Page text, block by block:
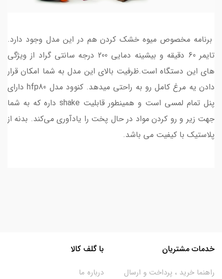
برنامه مخصوص میوه خشک کردن هم در این مدل وجود دارد.
تایمر 60 دقیقه و بیشینه دمایی 200 درجه سانتی گراد از ویژگی
های این دستگاه است.ظرفیت بالای این مدل به شما امکان قرار
دادن یه مرغ کامل رو به راحتی میدهد. کنوود مدل hfp80 دارای
پنل تمام لمسی است و همینطور قابلیت shake داره که به شما
جهت زیر و رو کردن مواد در حال پخت را یادآوری می‌کند. بدنه از
پلاستیک با کیفیت می باشد.
خدمات مشتریان
راهنما خرید ، پرداخت و ارسال
با گلف کالا
درباره ما